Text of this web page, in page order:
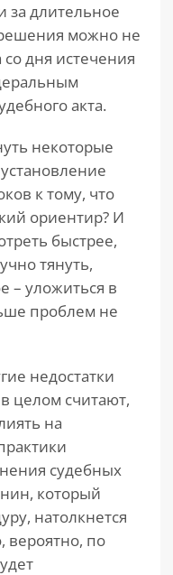
за длительное
можно не
дня истечения
акта.
некоторые
к тому, что
ориентир? И
быстрее,
тянуть,
– уложиться в
проблем не
недостатки
целом считают,
на
судебных
который
натолкнется
вероятно, по